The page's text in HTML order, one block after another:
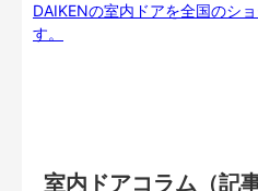
DAIKENの室内ドアを全国のシ
す。
室内ドアコラム（記事